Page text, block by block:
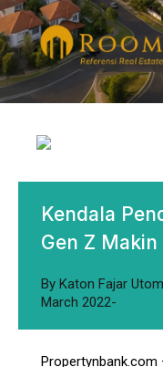
Kendala
Gen Z
By Katon Fajar
March 2022
Propertynbank.com